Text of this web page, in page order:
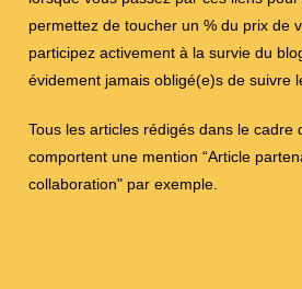
permettez de toucher un % du prix de
participez activement à la survie du
évidement jamais obligé(e)s de suivre
Tous les articles rédigés dans le cadre
comportent une mention “Article
collaboration" par exemple.